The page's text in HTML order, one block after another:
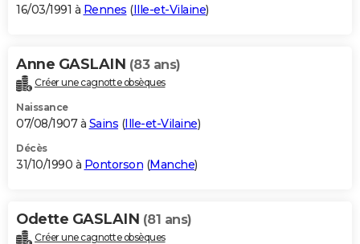
16/03/1991 à Rennes (Ille-et-Vilaine)
Anne GASLAIN (83 ans)
Créer une cagnotte obsèques
Naissance
07/08/1907 à Sains (Ille-et-Vilaine)
Décès
31/10/1990 à Pontorson (Manche)
Odette GASLAIN (81 ans)
Créer une cagnotte obsèques